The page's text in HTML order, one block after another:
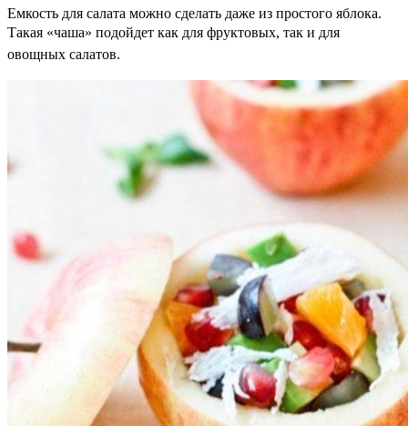
Емкость для салата можно сделать даже из простого яблока.
Такая «чаша» подойдет как для фруктовых, так и для
овощных салатов.